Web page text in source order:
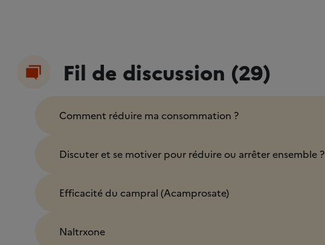
Fil de discussion (29)
Comment réduire ma consommation ?
Discuter et se motiver pour réduire ou arrêter ensemble ?
Efficacité du campral (Acamprosate)
Naltrxone